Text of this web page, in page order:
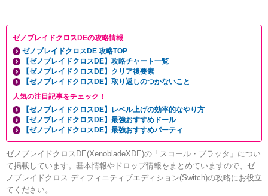
ゼノブレイドクロスDEの攻略情報
ゼノブレイドクロスDE 攻略TOP
【ゼノブレイドクロスDE】攻略チャート一覧
【ゼノブレイドクロスDE】クリア後要素
【ゼノブレイドクロスDE】取り返しのつかないこと
人気の注目記事をチェック！
【ゼノブレイドクロスDE】レベル上げの効率的なやり方
【ゼノブレイドクロスDE】最強おすすめドール
【ゼノブレイドクロスDE】最強おすすめパーティ
ゼノブレイドクロスDE(XenobladeXDE)の「スコール・ブラッタ」につい
て掲載しています。基本情報やドロップ情報をまとめていますので、ゼ
ノブレイドクロス ディフィニティブエディション(Switch)の攻略にお役立
てください。